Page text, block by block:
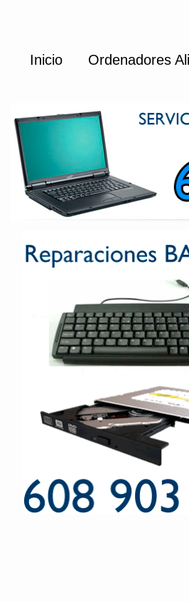
Inicio Ordenadores